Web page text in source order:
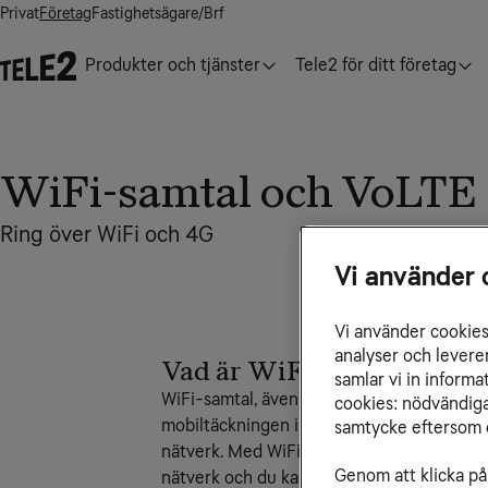
PrivatFöretagFastighetsägare/Brf
Produkter och tjänster Tele2 för ditt företag
WiFi-samtal och VoLTE
Ring över WiFi och 4G
Vad är WiFi-samtal?
WiFi-samtal, även kallat VoWiFi (Voice
mobiltäckningen inte räcker till men du
nätverk. Med WiFi-samtal aktiverat
nätverk och du kan sömlöst röra dig
Vi använder
Vi använder
analyser och
samlar vi in
cookies:
samtycke eftersom
Genom att klicka